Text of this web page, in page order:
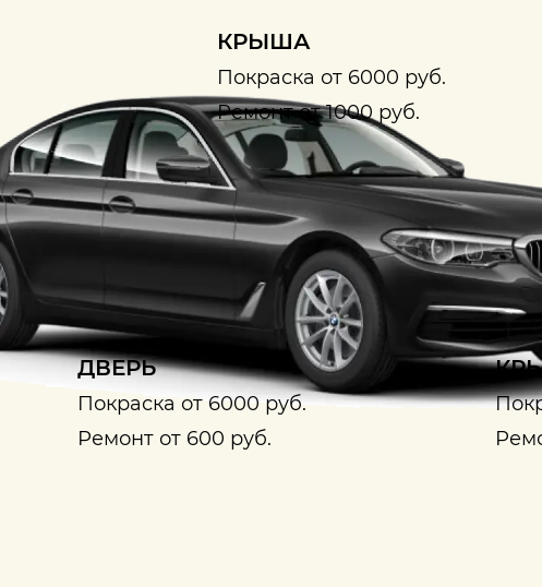
КРЫША
Покраска от 6000 руб.
Ремонт от 1000 руб.
ДВЕРЬ
Покраска от 6000 руб.
Ремонт от 600 руб.